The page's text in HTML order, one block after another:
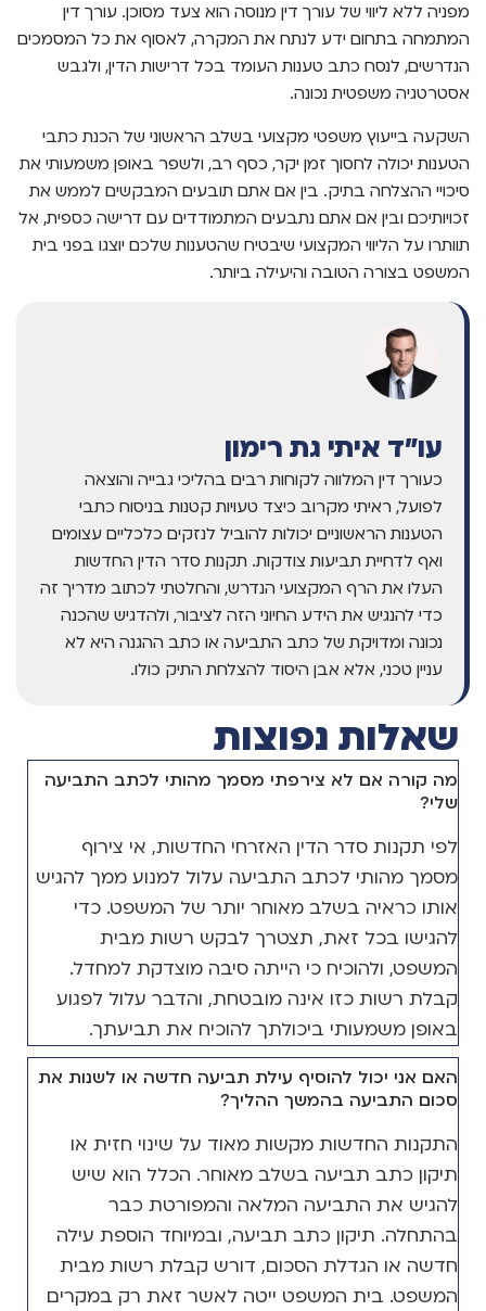
מפניה ללא ליווי של עורך דין מנוסה הוא צעד מסוכן. עורך דין
המתמחה בתחום ידע לנתח את המקרה, לאסוף את כל המסמכים
הנדרשים, לנסח כתב טענות העומד בכל דרישות הדין, ולגבש
אסטרטגיה משפטית נכונה.
השקעה בייעוץ משפטי מקצועי בשלב הראשוני של הכנת כתבי
הטענות יכולה לחסוך זמן יקר, כסף רב, ולשפר באופן משמעותי את
סיכויי ההצלחה בתיק. בין אם אתם תובעים המבקשים לממש את
זכויותיכם ובין אם אתם נתבעים המתמודדים עם דרישה כספית, אל
תוותרו על הליווי המקצועי שיבטיח שהטענות שלכם יוצגו בפני בית
המשפט בצורה הטובה והיעילה ביותר.
עו"ד איתי גת רימון
כעורך דין המלווה לקוחות רבים בהליכי גבייה והוצאה
לפועל, ראיתי מקרוב כיצד טעויות קטנות בניסוח כתבי
הטענות הראשוניים יכולות להוביל לנזקים כלכליים עצומים
ואף לדחיית תביעות צודקות. תקנות סדר הדין החדשות
העלו את הרף המקצועי הנדרש, והחלטתי לכתוב מדריך זה
כדי להנגיש את הידע החיוני הזה לציבור, ולהדגיש שהכנה
נכונה ומדויקת של כתב התביעה או כתב ההגנה היא לא
עניין טכני, אלא אבן היסוד להצלחת התיק כולו.
שאלות נפוצות
מה קורה אם לא צירפתי מסמך מהותי לכתב התביעה
שלי?
לפי תקנות סדר הדין האזרחי החדשות, אי צירוף
מסמך מהותי לכתב התביעה עלול למנוע ממך להגיש
אותו כראיה בשלב מאוחר יותר של המשפט. כדי
להגישו בכל זאת, תצטרך לבקש רשות מבית
המשפט, ולהוכיח כי הייתה סיבה מוצדקת למחדל.
קבלת רשות כזו אינה מובטחת, והדבר עלול לפגוע
באופן משמעותי ביכולתך להוכיח את תביעתך.
האם אני יכול להוסיף עילת תביעה חדשה או לשנות את
סכום התביעה בהמשך ההליך?
התקנות החדשות מקשות מאוד על שינוי חזית או
תיקון כתב תביעה בשלב מאוחר. הכלל הוא שיש
להגיש את התביעה המלאה והמפורטת כבר
בהתחלה. תיקון כתב תביעה, ובמיוחד הוספת עילה
חדשה או הגדלת הסכום, דורש קבלת רשות מבית
המשפט. בית המשפט ייטה לאשר זאת רק במקרים